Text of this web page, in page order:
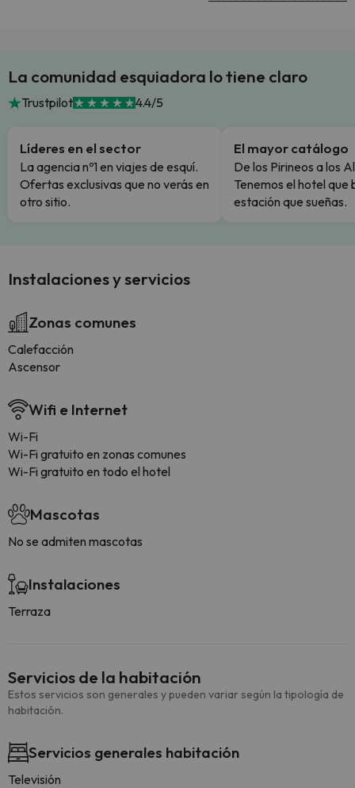
La comunidad esquiadora lo tiene claro
Trustpilot 4.4/5
Líderes en el sector
La agencia nº1 en viajes de esquí.
Ofertas exclusivas que no verás en
otro sitio.
El mayor catálogo
De los Pirineos a los
Tenemos el hotel que
estación que sueñas.
Instalaciones y servicios
Zonas comunes
Calefacción
Ascensor
Wifi e Internet
Wi-Fi
Wi-Fi gratuito en zonas comunes
Wi-Fi gratuito en todo el hotel
Mascotas
No se admiten mascotas
Instalaciones
Terraza
Servicios de la habitación
Estos servicios son generales y pueden variar según la tipología de
habitación.
Servicios generales habitación
Televisión